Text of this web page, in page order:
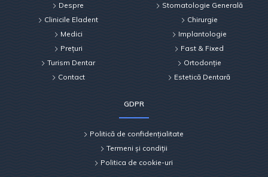
Despre
Clinicile Eladent
Medici
Prețuri
Turism Dentar
Contact
Stomatologie Generală
Chirurgie
Implantologie
Fast & Fixed
Ortodonție
Estetică Dentară
GDPR
Politică de confidențialitate
Termeni și condiții
Politica de cookie-uri